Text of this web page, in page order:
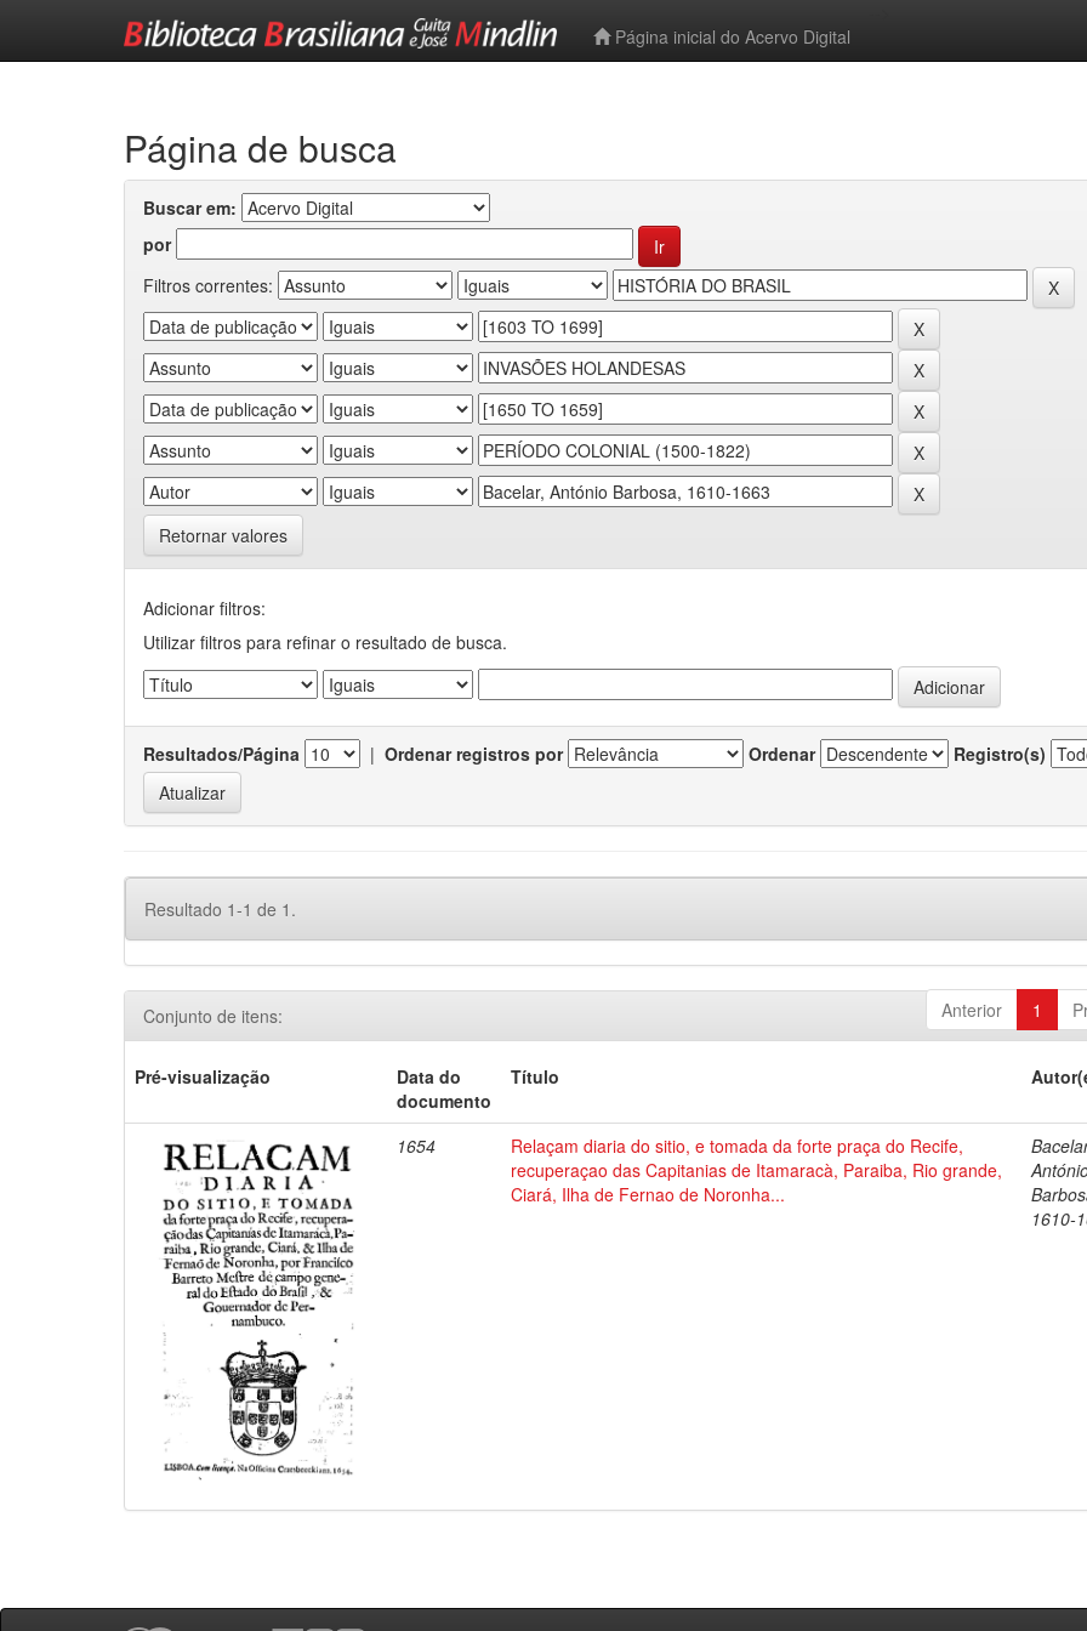
Página inicial do Acervo Digital
Página de busca
Buscar em:
por
Filtros correntes:
Retornar valores
Adicionar filtros:
Utilizar filtros para refinar o resultado de busca.
Resultados/Página | Ordenar registros por Ordenar Registro(s)
Resultado 1-1 de 1.
Anterior 1
Conjunto de itens:
Pré-visualização
Data do
documento
Título
1654
Relaçam diaria do sitio, e tomada da forte praça do Recife,
recuperaçao das Capitanias de Itamaracà, Paraiba, Rio grande,
Ciará, Ilha de Fernao de Noronha...
1610-